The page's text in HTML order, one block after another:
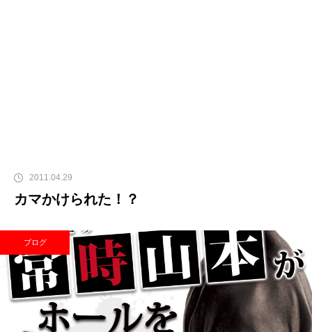
2011.04.29
カマかけられた！？
ブログ